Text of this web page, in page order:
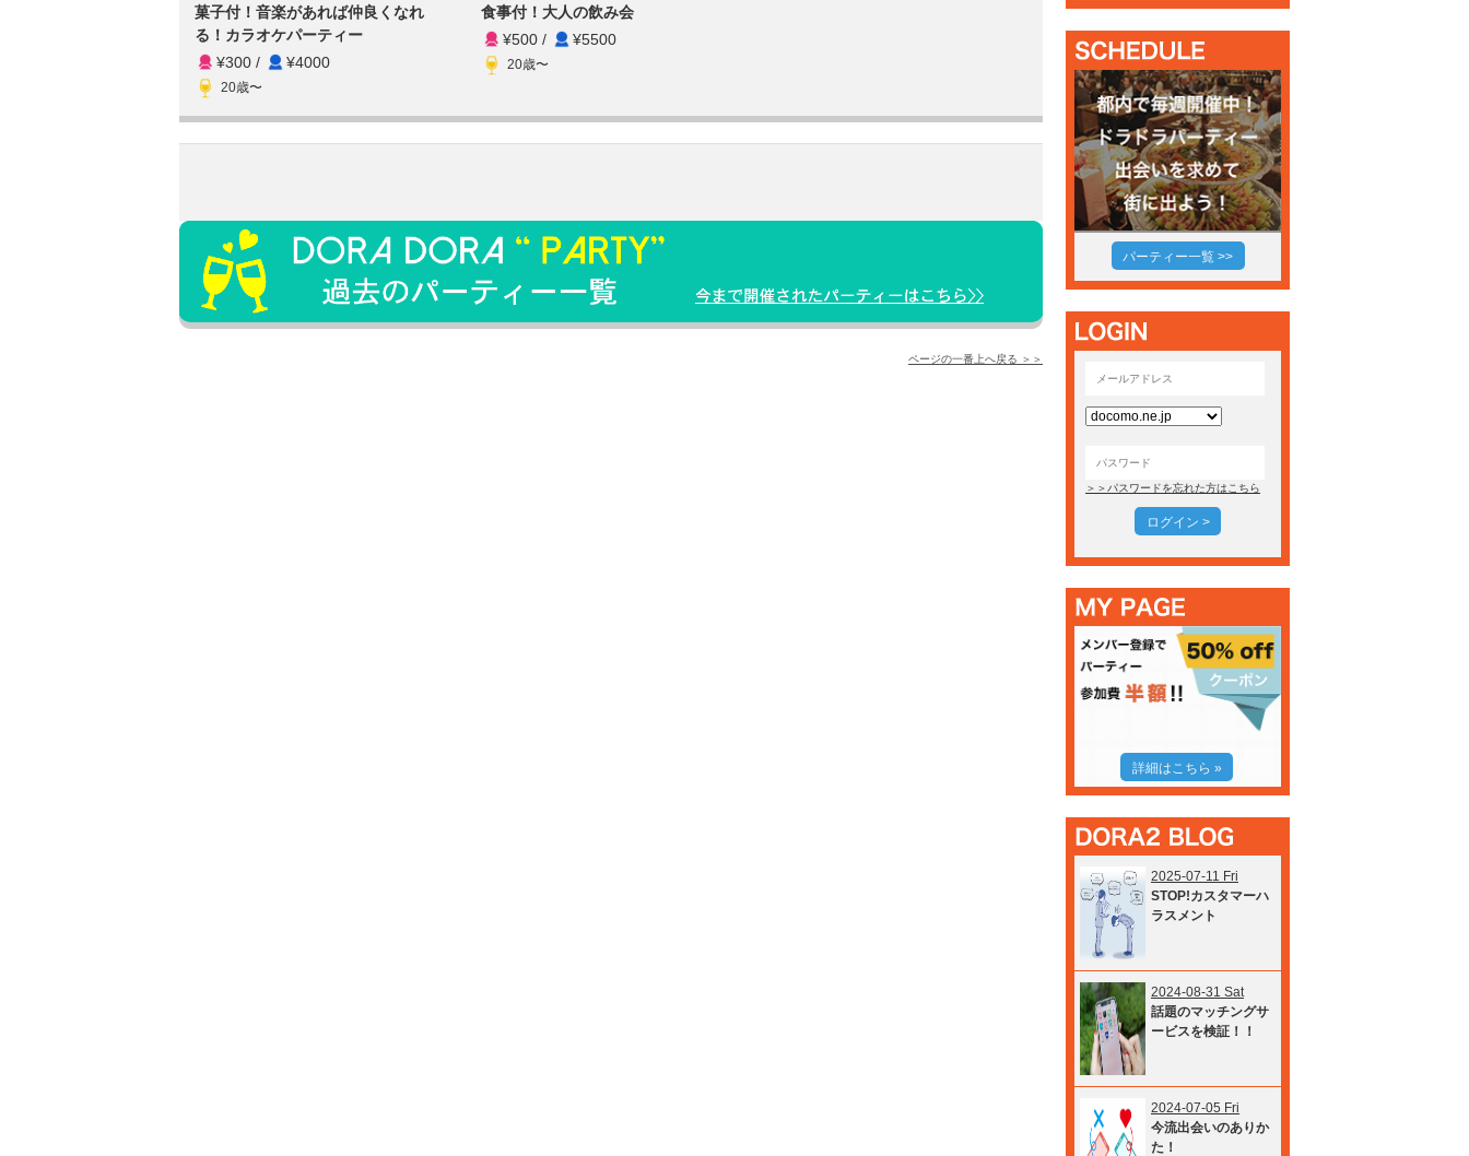
菓子付！音楽があれば仲良くなれ
る！カラオケパーティー
¥300 / ¥4000
20歳〜
食事付！大人の飲み会
¥500/ ¥5500
20歳〜
ページの一番上へ戻る ＞＞
パーティー一覧 >>
＞＞パスワードを忘れた方はこちら
ログイン >
詳細はこちら »
2025-07-11 Fri
STOP!カスタマーハ
ラスメント
2024-08-31 Sat
話題のマッチングサ
ービスを検証！！
2024-07-05 Fri
今流出会いのありか
た！